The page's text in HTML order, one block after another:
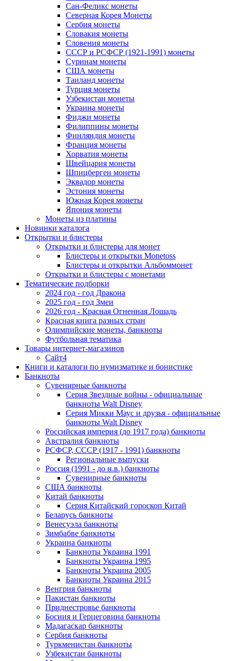
Сан-Феликс монеты
Северная Корея Монеты
Сербия монеты
Словакия монеты
Словения монеты
СССР и РСФСР (1921-1991) монеты
Суринам монеты
США монеты
Таиланд монеты
Турция монеты
Узбекистан монеты
Украина монеты
Фиджи монеты
Филиппины монеты
Финляндия монеты
Франция монеты
Хорватия монеты
Швейцария монеты
Шпицберген монеты
Эквадор монеты
Эстония монеты
Южная Корея монеты
Япония монеты
Монеты из платины
Новинки каталога
Открытки и блистеры
Открытки и блистеры для монет
Блистеры и открытки Monetoss
Блистеры и открытки Альбоммонет
Открытки и блистеры с монетами
Тематические подборки
2024 год - год Дракона
2025 год - год Змеи
2026 год - Красная Огненная Лошадь
Красная книга разных стран
Олимпийские монеты, банкноты
Футбольная тематика
Товары интернет-магазинов
Сайт4
Книги и каталоги по нумизматике и бонистике
Банкноты
Сувенирные банкноты
Серия Звездные войны - официальные
банкноты Walt Disney
Серия Микки Маус и друзья - официальные
банкноты Walt Disney
Российская империя (до 1917 года) банкноты
Австралия банкноты
РСФСР, СССР (1917 - 1991) банкноты
Региональные выпуски
Россия (1991 - до н.в.) банкноты
Сувенирные банкноты
США банкноты
Китай банкноты
Серия Китайский гороскоп Китай
Беларусь банкноты
Венесуэла банкноты
Зимбабве банкноты
Украина банкноты
Банкноты Украина 1991
Банкноты Украина 1995
Банкноты Украина 2005
Банкноты Украина 2015
Венгрия банкноты
Пакистан банкноты
Приднестровье банкноты
Босния и Герцеговина банкноты
Мадагаскар банкноты
Сербия банкноты
Туркменистан банкноты
Узбекистан банкноты